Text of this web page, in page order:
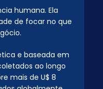
humana. Ela
de focar no que
e baseada em
ao longo
mais de U$ 8